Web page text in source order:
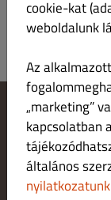
Cookie‑beállítások
Fordulj hozzánk!
Adatvédelmi
Felhasználási
Jogi nyilatkozat
cookie-kat
weboldalunk
Az
„marketing”
kapcsolatban
általános